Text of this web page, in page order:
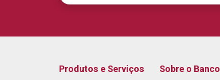
Produtos e Serviços
Sobre o Banco